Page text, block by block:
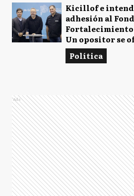
Kicillof e
adhesión al
Fortalecimiento
Un opositor se
Política
Ads